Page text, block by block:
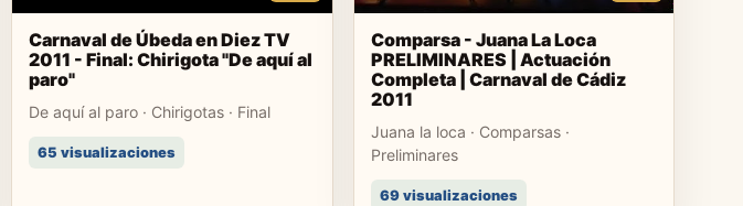
Carnaval de Úbeda en Diez TV
2011 - Final: Chirigota "De aquí al
paro"
De aquí al paro · Chirigotas · Final
65 visualizaciones
Comparsa - Juana La Loca
PRELIMINARES | Actuación
Completa | Carnaval de Cádiz
2011
Juana la loca · Comparsas ·
Preliminares
69 visualizaciones